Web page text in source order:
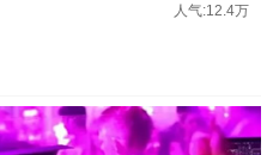
人气:12.4万